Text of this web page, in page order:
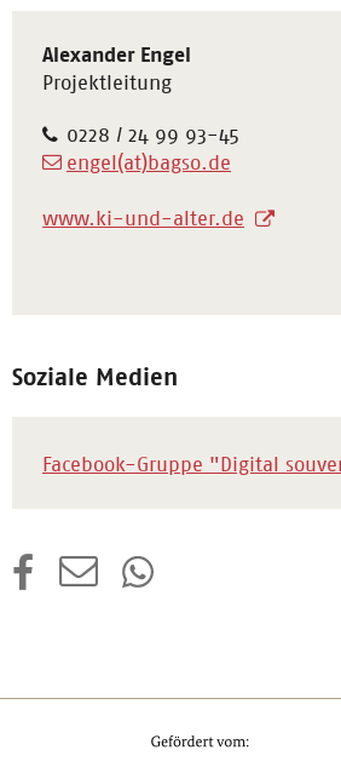
Alexander Engel
Projektleitung
0228 / 24 99 93-45
engel(at)bagso.de
www.ki-und-alter.de
Soziale Medien
Facebook-Gruppe "Digital